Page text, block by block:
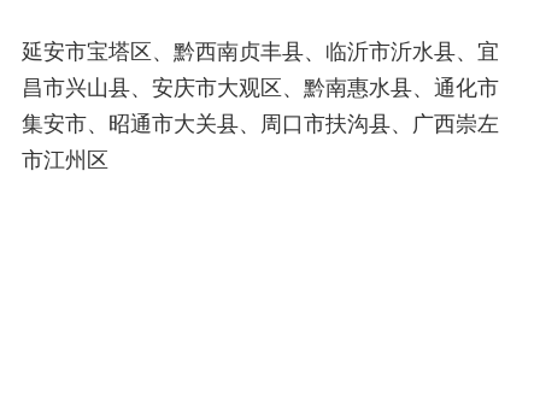
延安市宝塔区、黔西南贞丰县、临沂市沂水县、宜
昌市兴山县、安庆市大观区、黔南惠水县、通化市
集安市、昭通市大关县、周口市扶沟县、广西崇左
市江州区